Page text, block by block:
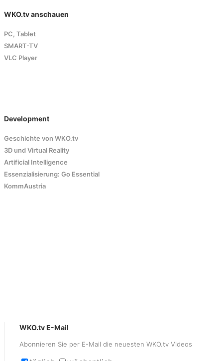
WKO.tv anschauen
PC, Tablet
SMART-TV
VLC Player
Development
Geschichte von WKO.tv
3D und Virtual Reality
Artificial Intelligence
Essenzialisierung: Go Essential
KommAustria
WKO.tv E-Mail
Abonnieren Sie per E-Mail die neuesten WKO.tv Videos